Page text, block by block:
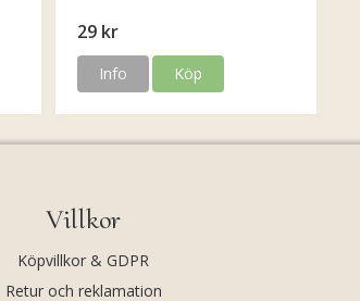
29 kr
Info Köp
Villkor
Köpvillkor & GDPR
Retur och reklamation